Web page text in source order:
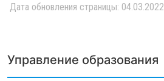
Управление образования
Дата обновления страницы: 04.03.2022